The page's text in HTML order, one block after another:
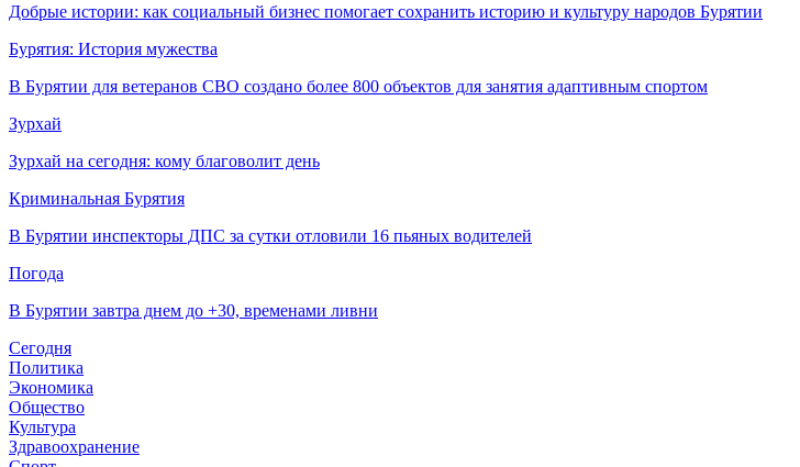
Добрые истории: как социальный бизнес помогает сохранить историю и культуру народов Бурятии
Бурятия: История мужества
В Бурятии для ветеранов СВО создано более 800 объектов для занятия адаптивным спортом
Зурхай
Зурхай на сегодня: кому благоволит день
Криминальная Бурятия
В Бурятии инспекторы ДПС за сутки отловили 16 пьяных водителей
Погода
В Бурятии завтра днем до +30, временами ливни
Сегодня
Политика
Экономика
Общество
Культура
Здравоохранение